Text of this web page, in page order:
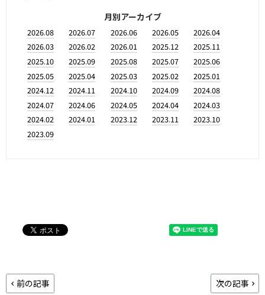
月別アーカイブ
2026.08 2026.07 2026.06 2026.05
2026.04
2026.03
2026.02 2026.01 2025.12
2025.11
2025.10
2025.09 2025.08 2025.07
2025.06
2025.05
2025.04 2025.03 2025.02
2025.01
2024.12
2024.11 2024.10 2024.09
2024.08
2024.07
2024.06 2024.05 2024.04
2024.03
2024.02
2024.01 2023.12 2023.11
2023.10
2023.09
前の記事 次の記事